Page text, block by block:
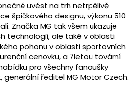
uvést na trh netrpělivě
špičkového designu, výkonu 510
Značka MG tak všem ukazuje
technologií, ale také v oblasti
pohonu v oblasti sportovních
cenovku, a 7letou tovární
pro všechny fanoušky
generální ředitel MG Motor Czech.